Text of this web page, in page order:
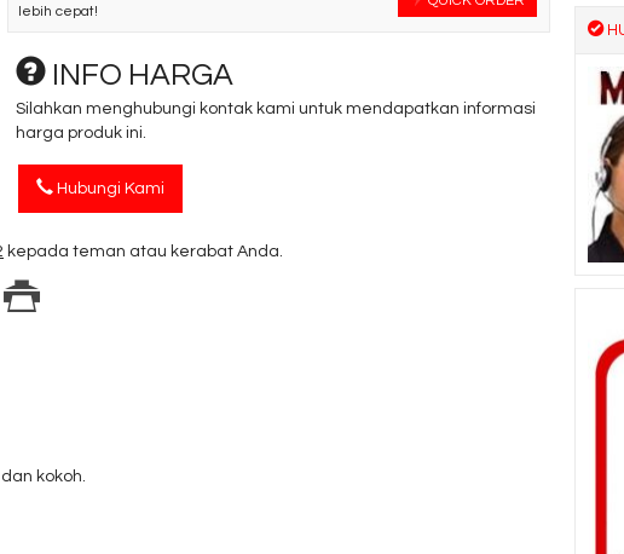
lebih cepat!
INFO HARGA
Silahkan menghubungi kontak kami untuk mendapatkan informasi
harga produk ini.
Hubungi Kami
kepada teman atau kerabat Anda.
kokoh.